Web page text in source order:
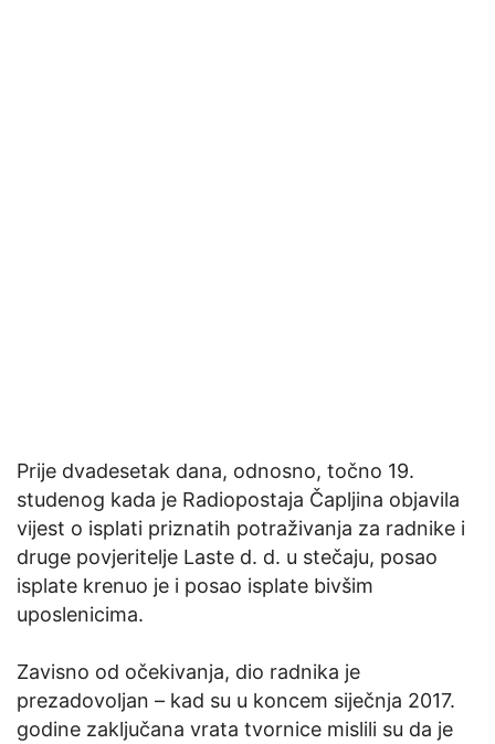
Prije dvadesetak dana, odnosno, točno 19.
studenog kada je Radiopostaja Čapljina objavila
vijest o isplati priznatih potraživanja za radnike i
druge povjeritelje Laste d. d. u stečaju, posao
isplate krenuo je i posao isplate bivšim
uposlenicima.
Zavisno od očekivanja, dio radnika je
prezadovoljan – kad su u koncem siječnja 2017.
godine zaključana vrata tvornice mislili su da je